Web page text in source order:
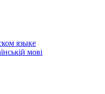
языке
мові